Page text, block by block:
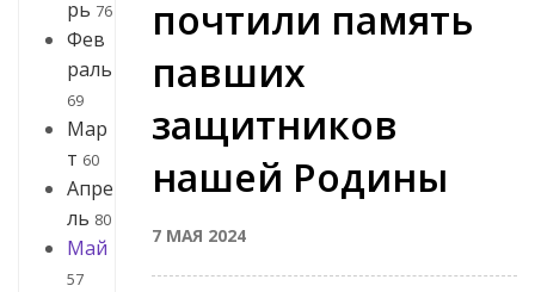
рь 76
Фев
раль
69
Мар
т 60
Апре
ль 80
Май
57
почтили память
павших
защитников
нашей Родины
7 МАЯ 2024